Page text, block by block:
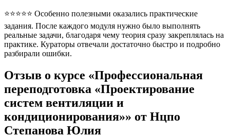
⭐⭐⭐⭐⭐ Особенно полезными оказались практические
задания. После каждого модуля нужно было выполнять
реальные задачи, благодаря чему теория сразу закреплялась на
практике. Кураторы отвечали достаточно быстро и подробно
разбирали ошибки.
Отзыв о курсе «Профессиональная
переподготовка «Проектирование
систем вентиляции и
кондиционирования»» от Нцпо
Степанова Юлия